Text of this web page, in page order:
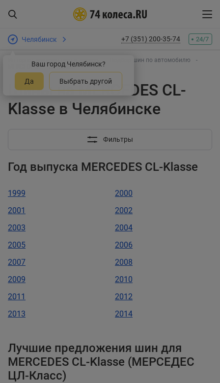
Челябинск
Ваш город Челябинск?
Да Выбрать другой
+7 (351) 200-35-74 24/7
Интернет-магазин шин и дисков
Подбор шин по автомобилю
MERCEDES
CL-Klasse
Шины на MERCEDES CL-
Klasse в Челябинске
Фильтры
Год выпуска MERCEDES CL-Klasse
1999
2000
2001
2002
2003
2004
2005
2006
2007
2008
2009
2010
2011
2012
2013
2014
Лучшие предложения шин для
MERCEDES CL-Klasse (МЕРСЕДЕС
ЦЛ-Класс)